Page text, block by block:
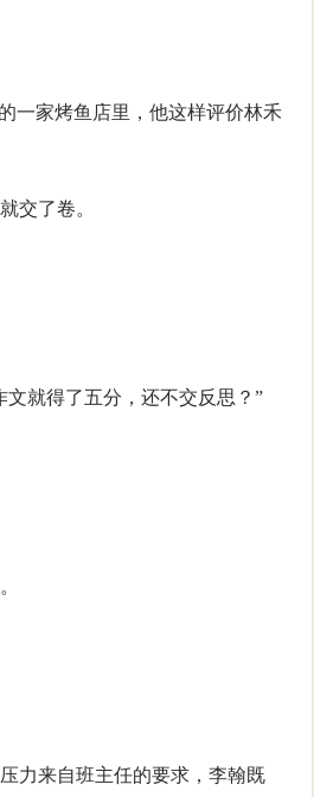
一家烤鱼店里，他这样评价林禾
交了卷。
就得了五分，还不交反思？”
力来自班主任的要求，李翰既